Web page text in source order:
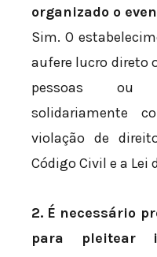
organizado o
Sim. O
aufere lucro direto
pessoas ou
solidariamente
violação de
Código Civil e a Lei
2. É necessário
para pleitear